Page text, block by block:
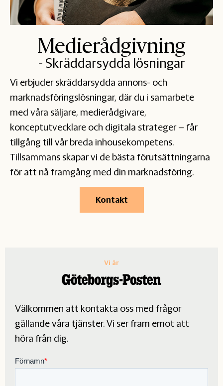
Medierådgivning
- Skräddarsydda lösningar
Vi erbjuder skräddarsydda annons- och
marknadsföringslösningar, där du i samarbete
med våra säljare, medierådgivare,
konceptutvecklare och digitala strateger – får
tillgång till vår breda inhousekompetens.
Tillsammans skapar vi de bästa förutsättningarna
för att nå framgång med din marknadsföring.
Kontakt
Vi är
Välkommen att kontakta oss med frågor
gällande våra tjänster. Vi ser fram emot att
höra från dig.